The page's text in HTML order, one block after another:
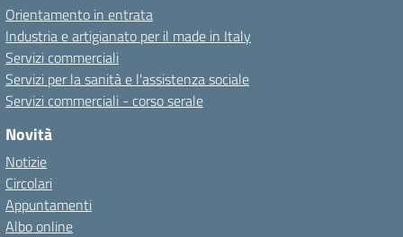
Orientamento in entrata
Industria e artigianato per il made in Italy
Servizi commerciali
Servizi per la sanità e l'assistenza sociale
Servizi commerciali - corso serale
Novità
Notizie
Circolari
Appuntamenti
Albo online